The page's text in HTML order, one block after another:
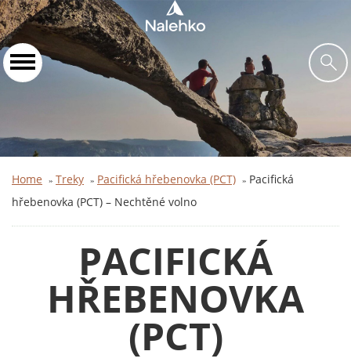
Home » Treky » Pacifická hřebenovka (PCT) » Pacifická
hřebenovka (PCT) –⁠⁠⁠⁠⁠⁠⁠⁠⁠⁠⁠⁠⁠⁠⁠ Nechtěné volno
PACIFICKÁ
HŘEBENOVKA
(PCT)